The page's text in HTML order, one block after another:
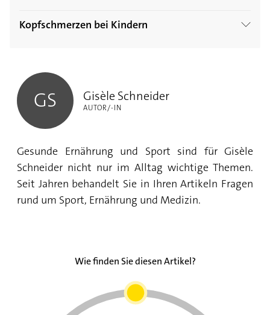
Symptome & Behandlung
Stechende Kopfschmerzen: Ursachen,
Symptome & Behandlung
schnell zum Arzt
Kopfschmerzen links oder rechts: Was steckt
dahinter?
Kopfschmerzen bei Kindern
GS Gisèle Schneider
AUTOR/-IN
Gesunde Ernährung und Sport sind für Gisèle
Schneider nicht nur im Alltag wichtige Themen.
Seit Jahren behandelt Sie in Ihren Artikeln Fragen
rund um Sport, Ernährung und Medizin.
Wie finden Sie diesen Artikel?